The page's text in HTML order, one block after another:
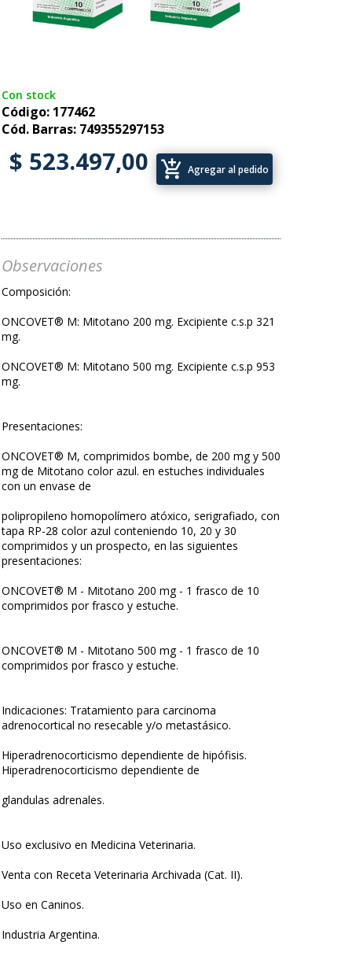
Con stock
Código: 177462
Cód. Barras: 749355297153
$ 523.497,00 add_shopping_cart Agregar al pedido
Observaciones
Composición:
ONCOVET® M: Mitotano 200 mg. Excipiente c.s.p 321
mg.
ONCOVET® M: Mitotano 500 mg. Excipiente c.s.p 953
mg.
Presentaciones:
ONCOVET® M, comprimidos bombe, de 200 mg y 500
mg de Mitotano color azul. en estuches individuales
con un envase de
polipropileno homopolímero atóxico, serigrafiado, con
tapa RP-28 color azul conteniendo 10, 20 y 30
comprimidos y un prospecto, en las siguientes
presentaciones:
ONCOVET® M - Mitotano 200 mg - 1 frasco de 10
comprimidos por frasco y estuche.
ONCOVET® M - Mitotano 500 mg - 1 frasco de 10
comprimidos por frasco y estuche.
Indicaciones: Tratamiento para carcinoma
adrenocortical no resecable y/o metastásico.
Hiperadrenocorticismo dependiente de hipófisis.
Hiperadrenocorticismo dependiente de
glandulas adrenales.
Uso exclusivo en Medicina Veterinaria.
Venta con Receta Veterinaria Archivada (Cat. II).
Uso en Caninos.
Industria Argentina.